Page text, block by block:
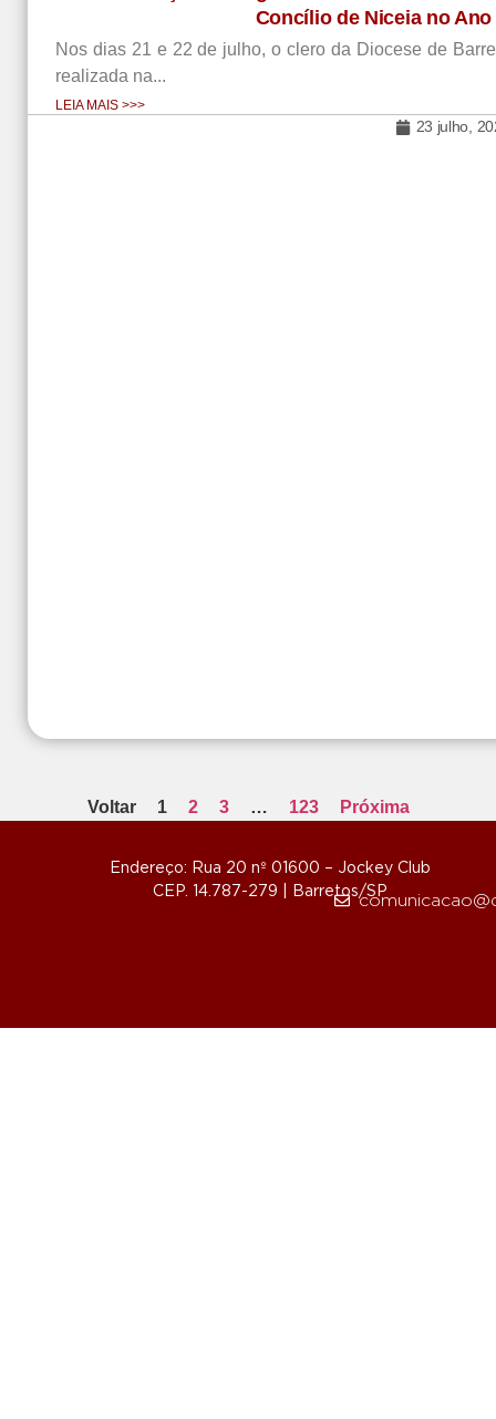
Concílio de Niceia no
Nos dias 21 e 22 de julho, o clero da Diocese de
realizada na...
LEIA MAIS >>>
23 julho,
Voltar 1 2 3 … 123 Próxima
Endereço: Rua 20 nº 01600 – Jockey Club
CEP. 14.787-279 | Barretos/SP